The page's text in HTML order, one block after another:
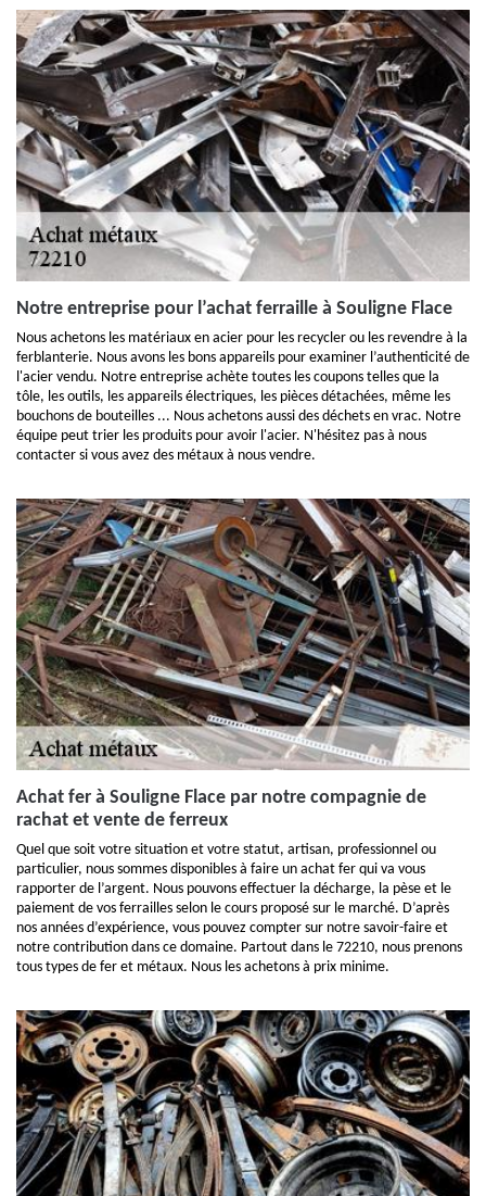
Notre entreprise pour l’achat ferraille à Souligne Flace
Nous achetons les matériaux en acier pour les recycler ou les revendre à la
ferblanterie. Nous avons les bons appareils pour examiner l’authenticité de
l'acier vendu. Notre entreprise achète toutes les coupons telles que la
tôle, les outils, les appareils électriques, les pièces détachées, même les
bouchons de bouteilles ... Nous achetons aussi des déchets en vrac. Notre
équipe peut trier les produits pour avoir l'acier. N'hésitez pas à nous
contacter si vous avez des métaux à nous vendre.
Achat fer à Souligne Flace par notre compagnie de
rachat et vente de ferreux
Quel que soit votre situation et votre statut, artisan, professionnel ou
particulier, nous sommes disponibles à faire un achat fer qui va vous
rapporter de l’argent. Nous pouvons effectuer la décharge, la pèse et le
paiement de vos ferrailles selon le cours proposé sur le marché. D’après
nos années d’expérience, vous pouvez compter sur notre savoir-faire et
notre contribution dans ce domaine. Partout dans le 72210, nous prenons
tous types de fer et métaux. Nous les achetons à prix minime.